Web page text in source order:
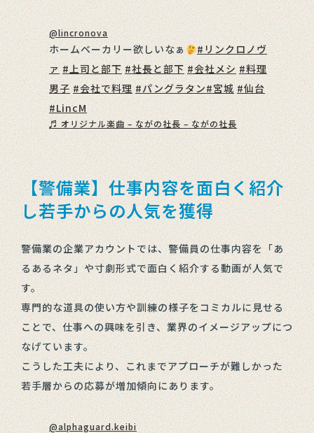
@lincronova
ホームベーカリー欲しいなぁ
#リンクロノヴ
ァ #上司と部下 #社長と部下 #会社メシ #料理
男子 #会社で料理 #パングラタン#宮城 #仙台
#LincM
♬ オリジナル楽曲 – ながの社長 – ながの社長
【警備業】仕事内容を面白く紹介
し若手からの人気を獲得
警備業の企業アカウントでは、警備員の仕事内容を「あ
るあるネタ」や寸劇形式で面白く紹介する動画が人気で
す。
専門的な道具の使い方や訓練の様子をコミカルに見せる
ことで、仕事への興味を引き、業界のイメージアップにつ
なげています。
こうした工夫により、これまでアプローチが難しかった
若手層からの応募が増加傾向にあります。
@alphaguard.keibi